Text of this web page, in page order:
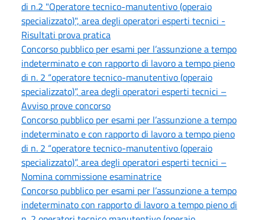
di n.2 "Operatore tecnico-manutentivo (operaio
specializzato)", area degli operatori esperti tecnici -
Risultati prova pratica
Concorso pubblico per esami per l’assunzione a tempo
indeterminato e con rapporto di lavoro a tempo pieno
di n. 2 “operatore tecnico-manutentivo (operaio
specializzato)”, area degli operatori esperti tecnici –
Avviso prove concorso
Concorso pubblico per esami per l’assunzione a tempo
indeterminato e con rapporto di lavoro a tempo pieno
di n. 2 “operatore tecnico-manutentivo (operaio
specializzato)”, area degli operatori esperti tecnici –
Nomina commissione esaminatrice
Concorso pubblico per esami per l’assunzione a tempo
indeterminato con rapporto di lavoro a tempo pieno di